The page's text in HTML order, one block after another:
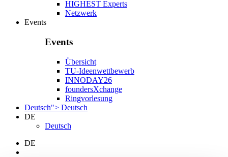
HIGHEST Experts
Netzwerk
Events
Events
Übersicht
TU-Ideenwettbewerb
INNODAY26
foundersXchange
Ringvorlesung
Deutsch"> Deutsch
DE
Deutsch
DE